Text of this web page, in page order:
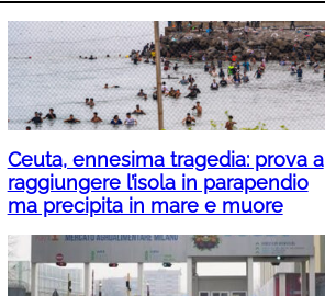
Ceuta, ennesima tragedia: prova a
raggiungere l’isola in parapendio
ma precipita in mare e muore